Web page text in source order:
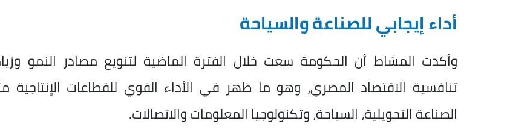
أداء إيجابي للصناعة والسياحة
وأكدت المشاط أن الحكومة سعت خلال الفترة الماضية لتنويع مصادر النمو
تنافسية الاقتصاد المصري، وهو ما ظهر في الأداء القوي للقطاعات الإنتاجية
الصناعة التحويلية، السياحة، وتكنولوجيا المعلومات والاتصالات.